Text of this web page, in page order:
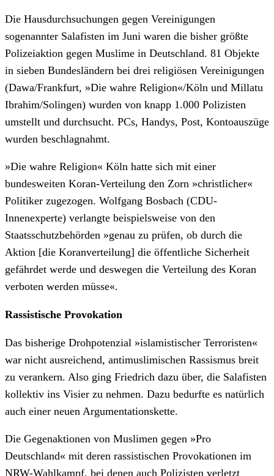
Die Hausdurchsuchungen gegen Vereinigungen
sogenannter Salafisten im Juni waren die bisher größte
Polizeiaktion gegen Muslime in Deutschland. 81 Objekte
in sieben Bundesländern bei drei religiösen Vereinigungen
(Dawa/Frankfurt, »Die wahre Religion«/Köln und Millatu
Ibrahim/Solingen) wurden von knapp 1.000 Polizisten
umstellt und durchsucht. PCs, Handys, Post, Kontoauszüge
wurden beschlagnahmt.
»Die wahre Religion« Köln hatte sich mit einer
bundesweiten Koran-Verteilung den Zorn »christlicher«
Politiker zugezogen. Wolfgang Bosbach (CDU-
Innenexperte) verlangte beispielsweise von den
Staatsschutzbehörden »genau zu prüfen, ob durch die
Aktion [die Koranverteilung] die öffentliche Sicherheit
gefährdet werde und deswegen die Verteilung des Koran
verboten werden müsse«.
Rassistische Provokation
Das bisherige Drohpotenzial »islamistischer Terroristen«
war nicht ausreichend, antimuslimischen Rassismus breit
zu verankern. Also ging Friedrich dazu über, die Salafisten
kollektiv ins Visier zu nehmen. Dazu bedurfte es natürlich
auch einer neuen Argumentationskette.
Die Gegenaktionen von Muslimen gegen »Pro
Deutschland« mit deren rassistischen Provokationen im
NRW-Wahlkampf, bei denen auch Polizisten verletzt